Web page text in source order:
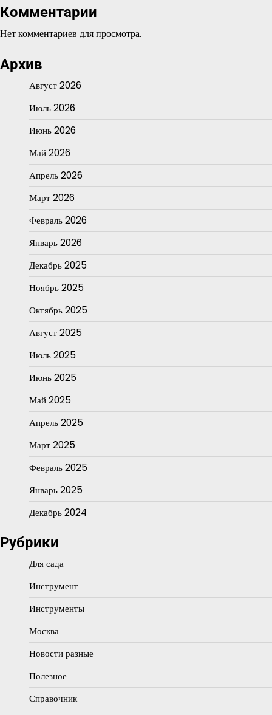
Комментарии
Нет комментариев для просмотра.
Архив
Август 2026
Июль 2026
Июнь 2026
Май 2026
Апрель 2026
Март 2026
Февраль 2026
Январь 2026
Декабрь 2025
Ноябрь 2025
Октябрь 2025
Август 2025
Июль 2025
Июнь 2025
Май 2025
Апрель 2025
Март 2025
Февраль 2025
Январь 2025
Декабрь 2024
Рубрики
Для сада
Инструмент
Инструменты
Москва
Новости разные
Полезное
Справочник